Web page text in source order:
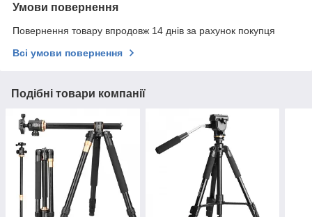
Умови повернення
Повернення товару впродовж 14 днів за рахунок покупця
Всі умови повернення
Подібні товари компанії